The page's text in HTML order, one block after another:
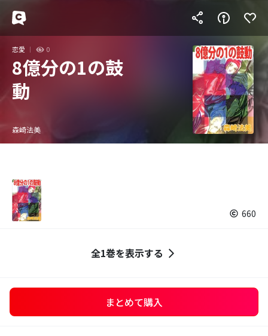
恋愛 0
8億分の1の鼓
動
森崎法美
660
全1巻を表示する
まとめて購入